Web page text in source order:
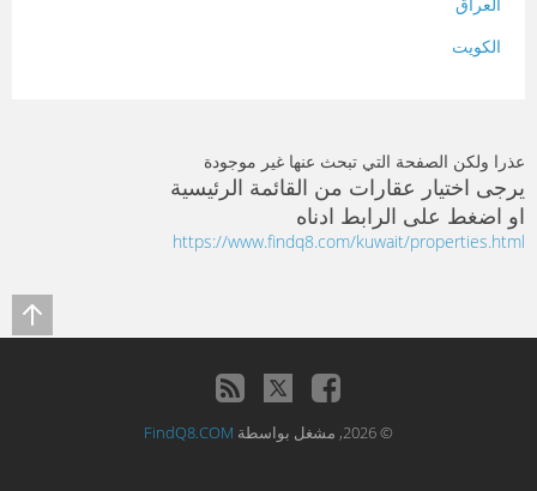
الكويت
سلطنة عمان
فلسطين
قطر
تونس
عذرا ولكن الصفحة التي تبحث عنها غير موجودة
يرجى اختيار عقارات من القائمة الرئيسية
او اضغط على الرابط ادناه
https://www.findq8.com/kuwait/properties.html
© 2026, مشغل بواسطة FindQ8.COM